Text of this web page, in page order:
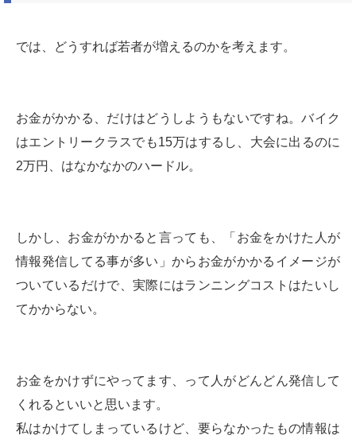
では、どうすれば若者が増えるのかを考えます。
お金がかかる、だけはどうしようもないですね。バイク
はエントリークラスでも15万はするし、大会に出るのに
2万円、はなかなかのハードル。
しかし、お金がかかると言っても、「お金をかけた人が
情報発信してる事が多い」からお金がかかるイメージが
ついているだけで、実際にはランニングコストはたいし
てかからない。
お金をかけずにやってます、って人がどんどん発信して
くれるといいと思います。
私はかけてしまっているけど、要らなかったもの情報は